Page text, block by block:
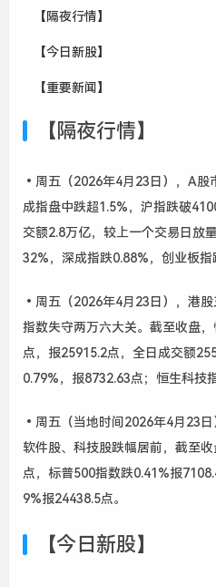
【隔夜行情】
【今日新股】
【重要新闻】
【隔夜行情】
•周五（2026年4月23日），A股
成指盘中跌超1.5%，沪指跌破
交额2.8万亿，较上一个交易日放
32%，深成指跌0.88%，创业板指
•周五（2026年4月23日），港
指数失守两万六大关。截至收盘
点，报25915.2点，全日成交额
0.79%，报8732.63点；恒生科技
•周五（当地时间2026年4月23日
软件股、科技股跌幅居前，截至
点，标普500指数跌0.41%报
9%报24438.5点。
【今日新股】